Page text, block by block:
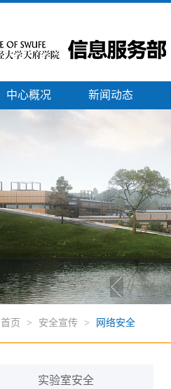
中心概况 新闻动态
首页 > 安全宣传 > 网络安全
实验室安全